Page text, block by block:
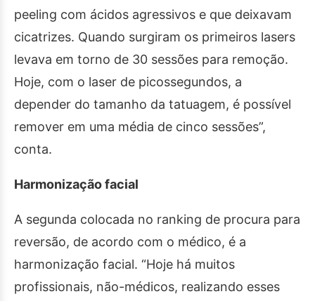
peeling com ácidos agressivos e que deixavam
cicatrizes. Quando surgiram os primeiros lasers
levava em torno de 30 sessões para remoção.
Hoje, com o laser de picossegundos, a
depender do tamanho da tatuagem, é possível
remover em uma média de cinco sessões”,
conta.
Harmonização facial
A segunda colocada no ranking de procura para
reversão, de acordo com o médico, é a
harmonização facial. “Hoje há muitos
profissionais, não-médicos, realizando esses